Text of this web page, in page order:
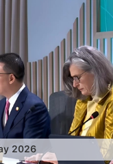
2026